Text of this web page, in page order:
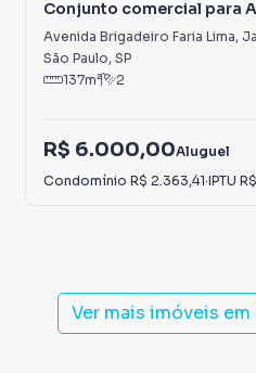
Conjunto comercial para
Paulistano
Avenida Brigadeiro Faria Lima,
São Paulo, SP
137m² 2
R$ 6.000,00Aluguel
Condomínio R$ 2.363,41·IPTU
Ver mais imóveis em